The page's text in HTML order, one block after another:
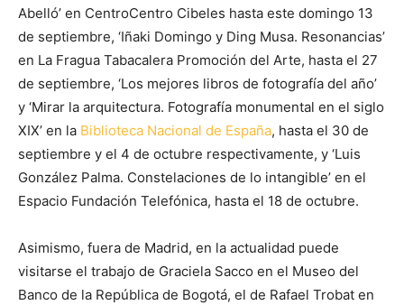
Abelló’ en CentroCentro Cibeles hasta este domingo 13
de septiembre, ‘Iñaki Domingo y Ding Musa. Resonancias’
en La Fragua Tabacalera Promoción del Arte, hasta el 27
de septiembre, ‘Los mejores libros de fotografía del año’
y ‘Mirar la arquitectura. Fotografía monumental en el siglo
XIX’ en la Biblioteca Nacional de España, hasta el 30 de
septiembre y el 4 de octubre respectivamente, y ‘Luis
González Palma. Constelaciones de lo intangible’ en el
Espacio Fundación Telefónica, hasta el 18 de octubre.
Asimismo, fuera de Madrid, en la actualidad puede
visitarse el trabajo de Graciela Sacco en el Museo del
Banco de la República de Bogotá, el de Rafael Trobat en